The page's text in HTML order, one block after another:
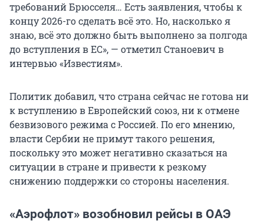
требований Брюсселя… Есть заявления, чтобы к
концу 2026-го сделать всё это. Но, насколько я
знаю, всё это должно быть выполнено за полгода
до вступления в ЕС», — отметил Станоевич в
интервью «Известиям».
Политик добавил, что страна сейчас не готова ни
к вступлению в Европейский союз, ни к отмене
безвизового режима с Россией. По его мнению,
власти Сербии не примут такого решения,
поскольку это может негативно сказаться на
ситуации в стране и привести к резкому
снижению поддержки со стороны населения.
«Аэрофлот» возобновил рейсы в ОАЭ